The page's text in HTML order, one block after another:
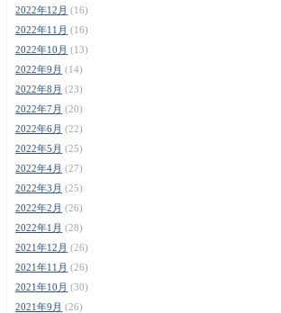
2022年12月 (16)
2022年11月 (16)
2022年10月 (13)
2022年9月 (14)
2022年8月 (23)
2022年7月 (20)
2022年6月 (22)
2022年5月 (25)
2022年4月 (27)
2022年3月 (25)
2022年2月 (26)
2022年1月 (28)
2021年12月 (26)
2021年11月 (26)
2021年10月 (30)
2021年9月 (26)